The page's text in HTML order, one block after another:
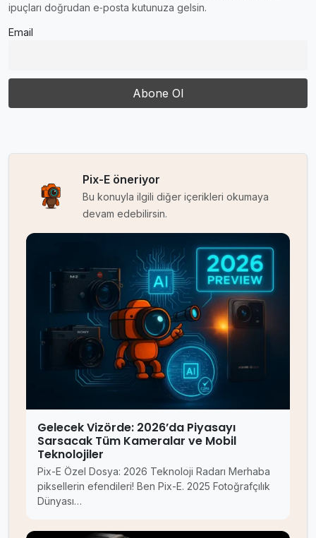
ipuçları doğrudan e‑posta kutunuza gelsin.
Email
Pix-E öneriyor
Bu konuyla ilgili diğer içerikleri okumaya
devam edebilirsin.
Gelecek Vizörde: 2026’da Piyasayı
Sarsacak Tüm Kameralar ve Mobil
Teknolojiler
Pix-E Özel Dosya: 2026 Teknoloji Radarı Merhaba
piksellerin efendileri! Ben Pix-E. 2025 Fotoğrafçılık
Dünyası…